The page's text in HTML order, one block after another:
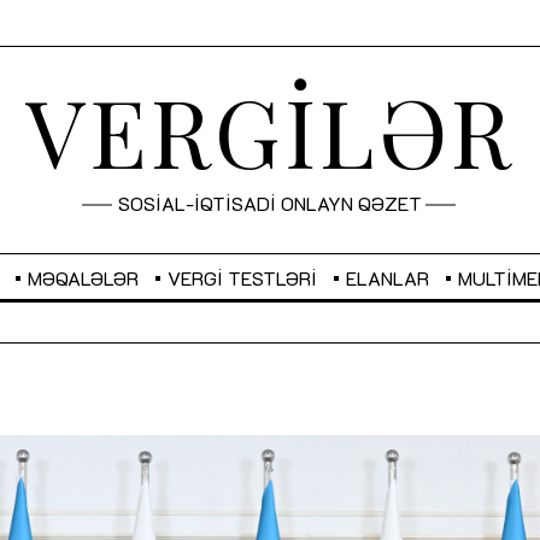
VERGİLƏR
SOSİAL-İQTİSADİ ONLAYN QƏZET
MƏQALƏLƏR VERGI TESTLƏRI ELANLAR
Sahibkarlıq fəaliyyəti üçün inklüziv
imkanlar yaradan vergi təşviqləri
MƏQALƏ
“Düzgün
real iş və sistemli
MÜSAHİBƏ